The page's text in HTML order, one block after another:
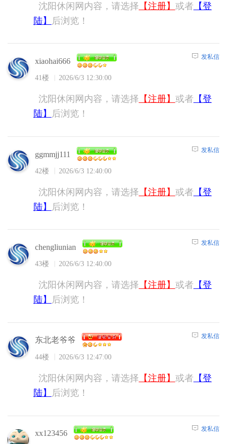
沈阳休闲网内容，请选择 【注册】 或者 【登
陆】
后浏览！
xiaohai666
41楼 2026/6/3 12:30:00
发私信
沈阳休闲网内容，请选择 【注册】 或者 【登
陆】
后浏览！
ggmmjj111
42楼 2026/6/3 12:40:00
发私信
沈阳休闲网内容，请选择 【注册】 或者 【登
陆】
后浏览！
chengliunian
43楼 2026/6/3 12:40:00
发私信
沈阳休闲网内容，请选择 【注册】 或者 【登
陆】
后浏览！
东北老爷爷
44楼 2026/6/3 12:47:00
发私信
沈阳休闲网内容，请选择 【注册】 或者 【登
陆】
后浏览！
xx123456 发私信